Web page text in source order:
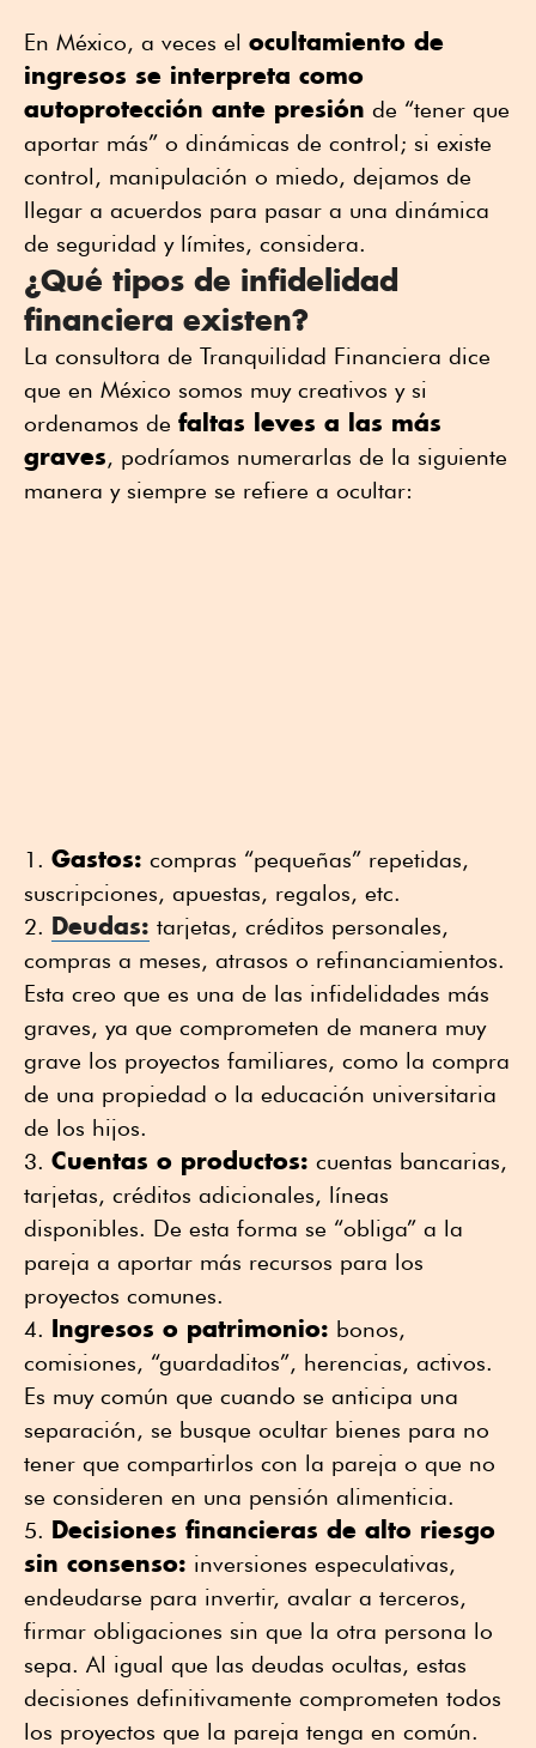
En México, a veces el ocultamiento de
ingresos se interpreta como
autoprotección ante presión de “tener que
aportar más” o dinámicas de control; si existe
control, manipulación o miedo, dejamos de
llegar a acuerdos para pasar a una dinámica
de seguridad y límites, considera.
¿Qué tipos de infidelidad
financiera existen?
La consultora de Tranquilidad Financiera dice
que en México somos muy creativos y si
ordenamos de faltas leves a las más
graves, podríamos numerarlas de la siguiente
manera y siempre se refiere a ocultar:
Gastos: compras “pequeñas” repetidas,
suscripciones, apuestas, regalos, etc.
Deudas: tarjetas, créditos personales,
compras a meses, atrasos o refinanciamientos.
Esta creo que es una de las infidelidades más
graves, ya que comprometen de manera muy
grave los proyectos familiares, como la compra
de una propiedad o la educación universitaria
de los hijos.
Cuentas o productos: cuentas bancarias,
tarjetas, créditos adicionales, líneas
disponibles. De esta forma se “obliga” a la
pareja a aportar más recursos para los
proyectos comunes.
Ingresos o patrimonio: bonos,
comisiones, “guardaditos”, herencias, activos.
Es muy común que cuando se anticipa una
separación, se busque ocultar bienes para no
tener que compartirlos con la pareja o que no
se consideren en una pensión alimenticia.
Decisiones financieras de alto riesgo
sin consenso: inversiones especulativas,
endeudarse para invertir, avalar a terceros,
firmar obligaciones sin que la otra persona lo
sepa. Al igual que las deudas ocultas, estas
decisiones definitivamente comprometen todos
los proyectos que la pareja tenga en común.